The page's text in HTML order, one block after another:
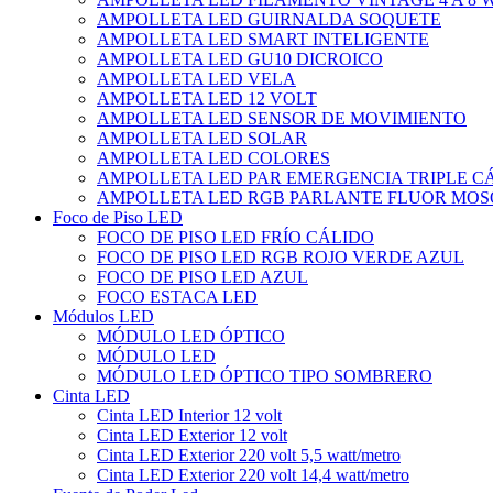
AMPOLLETA LED GUIRNALDA SOQUETE
AMPOLLETA LED SMART INTELIGENTE
AMPOLLETA LED GU10 DICROICO
AMPOLLETA LED VELA
AMPOLLETA LED 12 VOLT
AMPOLLETA LED SENSOR DE MOVIMIENTO
AMPOLLETA LED SOLAR
AMPOLLETA LED COLORES
AMPOLLETA LED PAR EMERGENCIA TRIPLE
AMPOLLETA LED RGB PARLANTE FLUOR
Foco de Piso LED
FOCO DE PISO LED FRÍO CÁLIDO
FOCO DE PISO LED RGB ROJO VERDE AZUL
FOCO DE PISO LED AZUL
FOCO ESTACA LED
Módulos LED
MÓDULO LED ÓPTICO
MÓDULO LED
MÓDULO LED ÓPTICO TIPO SOMBRERO
Cinta LED
Cinta LED Interior 12 volt
Cinta LED Exterior 12 volt
Cinta LED Exterior 220 volt 5,5 watt/metro
Cinta LED Exterior 220 volt 14,4 watt/metro